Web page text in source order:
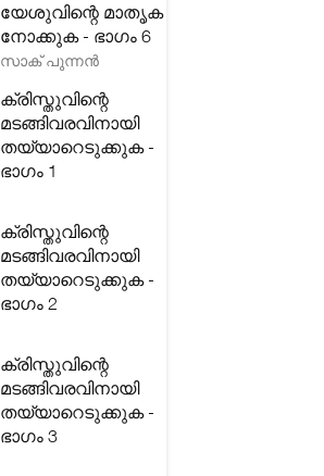
യേശുവിന്റെ മാതൃക
നോക്കുക - ഭാഗം 6
സാക് പുന്നൻ
ക്രിസ്തുവിന്റെ
മടങ്ങിവരവിനായി
തയ്യാറെടുക്കുക -
ഭാഗം 1
ക്രിസ്തുവിന്റെ
മടങ്ങിവരവിനായി
തയ്യാറെടുക്കുക -
ഭാഗം 2
ക്രിസ്തുവിന്റെ
മടങ്ങിവരവിനായി
തയ്യാറെടുക്കുക -
ഭാഗം 3